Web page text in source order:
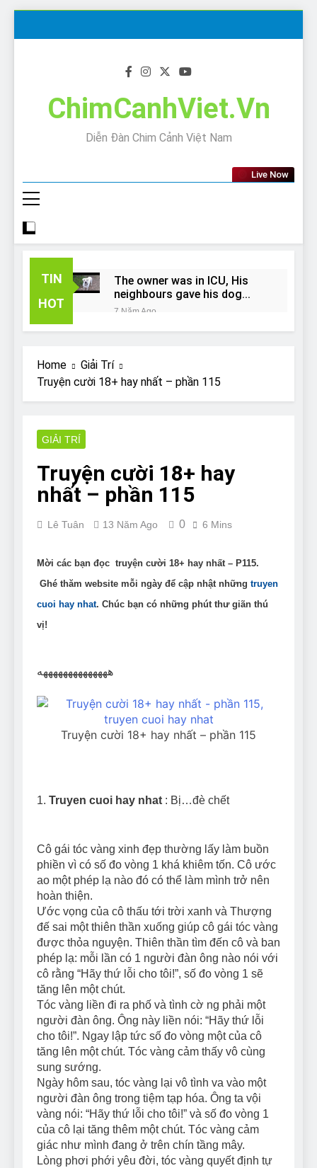
ChimCanhViet.Vn
Diễn Đàn Chim Cảnh Việt Nam
Live Now
TIN
HOT
The owner was in ICU, His
neighbours gave his dog
away!
7 Năm Ago
Why Do Bulldogs Snore?
And How to Minimize It!
How to Stop It!
7 Năm Ago
The Ultimate Guide to What
Bulldogs Can (and can’t) Eat
and How to Treat It
7 Năm Ago
Can Bulldogs Run Long
Distances?
Groom My Bulldog
7 Năm Ago
Home
Giải Trí
Truyện cười 18+ hay nhất – phần 115
GIẢI TRÍ
Truyện cười 18+ hay
nhất – phần 115
Lê Tuân 13 Năm Ago 0 6 Mins
Mời các bạn đọc truyện cười 18+ hay nhất – P115.
Ghé thăm website mỗi ngày để cập nhật những truyen
cuoi hay nhat. Chúc bạn có những phút thư giãn thú
vị!
ههههههههههههههه
Truyện cười 18+ hay nhất – phần 115
1. Truyen cuoi hay nhat : Bị…đè chết
Cô gái tóc vàng xinh đẹp thường lấy làm buồn
phiền vì có số đo vòng 1 khá khiêm tốn. Cô ước
ao một phép lạ nào đó có thể làm mình trở nên
hoàn thiện.
Ước vọng của cô thấu tới trời xanh và Thượng
đế sai một thiên thần xuống giúp cô gái tóc vàng
được thỏa nguyện. Thiên thần tìm đến cô và ban
phép lạ: mỗi lần có 1 người đàn ông nào nói với
cô rằng “Hãy thứ lỗi cho tôi!”, số đo vòng 1 sẽ
tăng lên một chút.
Tóc vàng liền đi ra phố và tình cờ ng phải một
người đàn ông. Ông này liền nói: “Hãy thứ lỗi
cho tôi!”. Ngay lập tức số đo vòng một của cô
tăng lên một chút. Tóc vàng cảm thấy vô cùng
sung sướng.
Ngày hôm sau, tóc vàng lại vô tình va vào một
người đàn ông trong tiệm tạp hóa. Ông ta vội
vàng nói: “Hãy thứ lỗi cho tôi!” và số đo vòng 1
của cô lại tăng thêm một chút. Tóc vàng cảm
giác như mình đang ở trên chín tầng mây.
Lòng phơi phới yêu đời, tóc vàng quyết định tự